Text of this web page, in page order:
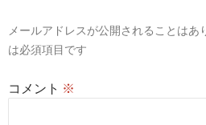
メールアドレスが公開されることはあ
は必須項目です
コメント ※